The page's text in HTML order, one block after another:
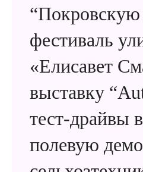
“Покровскую
фестиваль
«Елисавет
выставку
тест-драйвы
полевую